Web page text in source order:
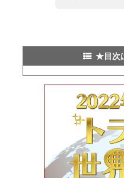
★目次